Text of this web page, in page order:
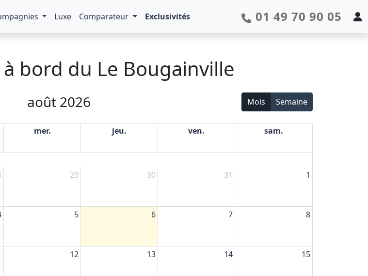
Luxe Comparateur Exclusivités 01 49 70 90 05
bord du Le Bougainville
août 2026 Mois Semaine
mer. jeu. ven. sam.
29 30 31 1
5 6 7 8
12 13 14 15